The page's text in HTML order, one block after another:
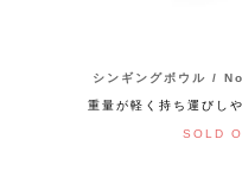
シンギングボウル /
重量が軽く持ち運びし
SOLD